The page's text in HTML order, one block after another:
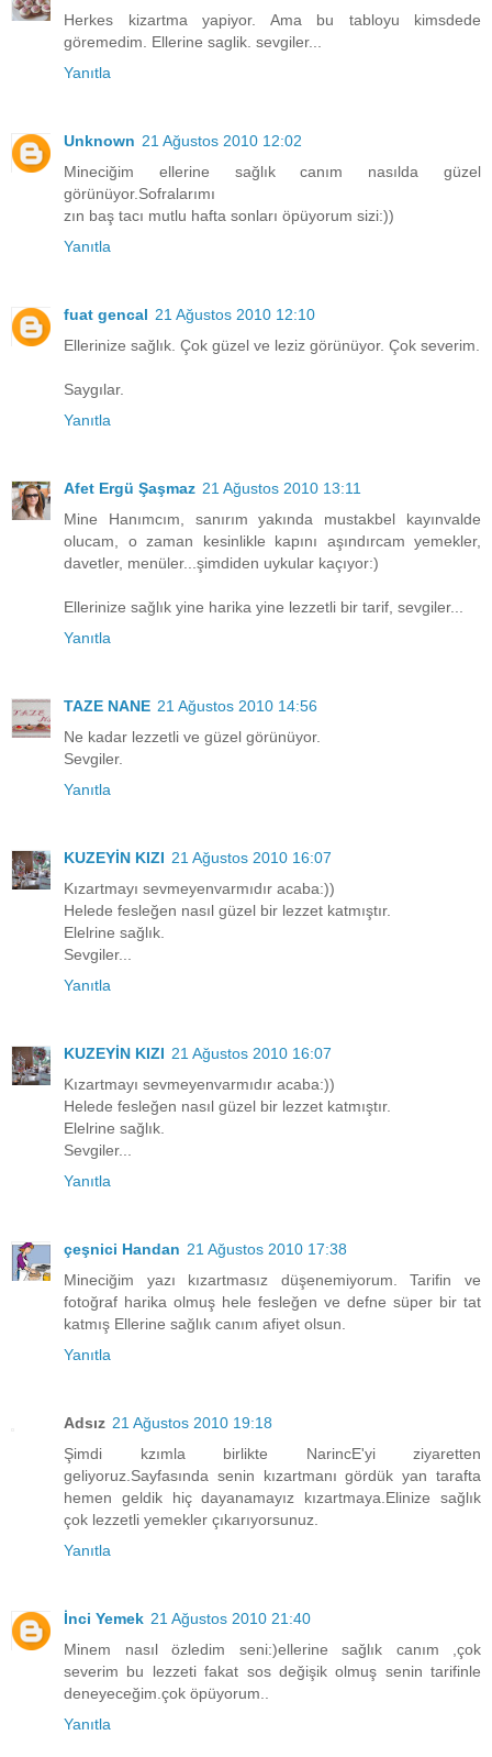
Herkes kizartma yapiyor. Ama bu tabloyu kimsdede
göremedim. Ellerine saglik. sevgiler...
Yanıtla
Unknown 21 Ağustos 2010 12:02
Mineciğim ellerine sağlık canım nasılda güzel
görünüyor.Sofralarımı
zın baş tacı mutlu hafta sonları öpüyorum sizi:))
Yanıtla
fuat gencal 21 Ağustos 2010 12:10
Ellerinize sağlık. Çok güzel ve leziz görünüyor. Çok severim.
Saygılar.
Yanıtla
Afet Ergü Şaşmaz 21 Ağustos 2010 13:11
Mine Hanımcım, sanırım yakında mustakbel kayınvalde
olucam, o zaman kesinlikle kapını aşındırcam yemekler,
davetler, menüler...şimdiden uykular kaçıyor:)
Ellerinize sağlık yine harika yine lezzetli bir tarif, sevgiler...
Yanıtla
TAZE NANE 21 Ağustos 2010 14:56
Ne kadar lezzetli ve güzel görünüyor.
Sevgiler.
Yanıtla
KUZEYİN KIZI 21 Ağustos 2010 16:07
Kızartmayı sevmeyenvarmıdır acaba:))
Helede fesleğen nasıl güzel bir lezzet katmıştır.
Elelrine sağlık.
Sevgiler...
Yanıtla
KUZEYİN KIZI 21 Ağustos 2010 16:07
Kızartmayı sevmeyenvarmıdır acaba:))
Helede fesleğen nasıl güzel bir lezzet katmıştır.
Elelrine sağlık.
Sevgiler...
Yanıtla
çeşnici Handan 21 Ağustos 2010 17:38
Mineciğim yazı kızartmasız düşenemiyorum. Tarifin ve
fotoğraf harika olmuş hele fesleğen ve defne süper bir tat
katmış Ellerine sağlık canım afiyet olsun.
Yanıtla
Adsız 21 Ağustos 2010 19:18
Şimdi kzımla birlikte NarincE'yi ziyaretten
geliyoruz.Sayfasında senin kızartmanı gördük yan tarafta
hemen geldik hiç dayanamayız kızartmaya.Elinize sağlık
çok lezzetli yemekler çıkarıyorsunuz.
Yanıtla
İnci Yemek 21 Ağustos 2010 21:40
Minem nasıl özledim seni:)ellerine sağlık canım ,çok
severim bu lezzeti fakat sos değişik olmuş senin tarifinle
deneyeceğim.çok öpüyorum..
Yanıtla